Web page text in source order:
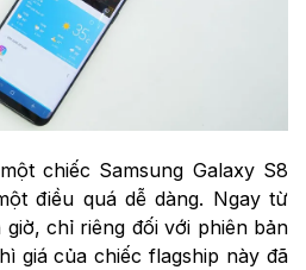
chiếc Samsung Galaxy S8
điều quá dễ dàng. Ngay từ
chỉ riêng đối với phiên bản
giá của chiếc flagship này đã